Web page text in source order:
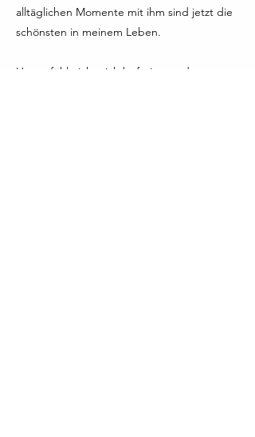
alltäglichen Momente mit ihm sind jetzt die
schönsten in meinem Leben.
Heute fühle ich mich befreiter und